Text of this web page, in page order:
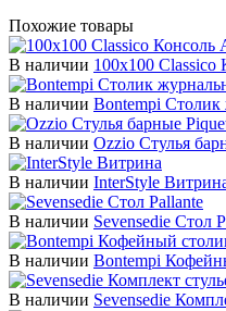
Похожие товары
В наличии 100х100 Classico
В наличии Bontempi
В наличии Ozzio Стулья
В наличии InterStyle
В наличии Sevensedie Стол
В наличии Bontempi
В наличии Sevensedie